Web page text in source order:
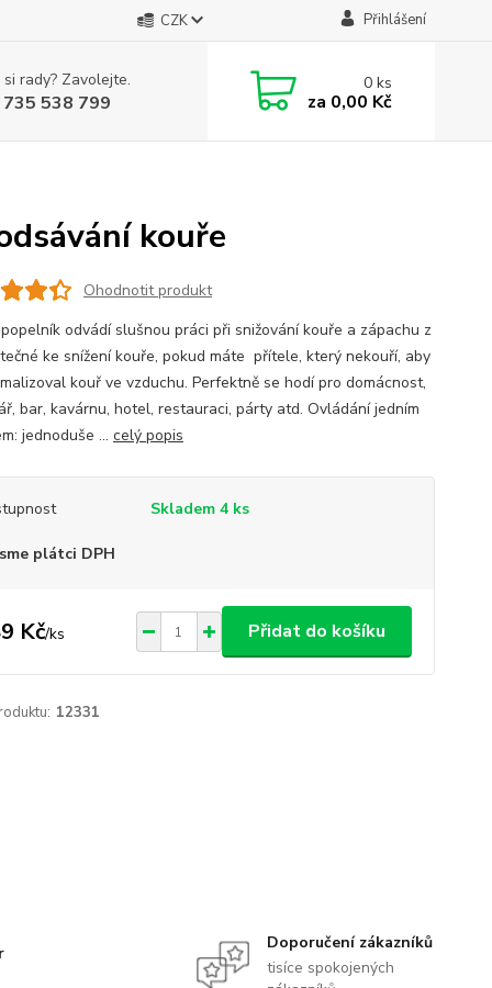
CZK Přihlášení
rady? Zavolejte.
538 799
0ks
za 0,00 Kč
kouře
Ohodnotit produkt
odvádí slušnou práci při snižování kouře a zápachu z
ke snížení kouře, pokud máte přítele, který nekouří, aby
kouř ve vzduchu. Perfektně se hodí pro domácnost,
bar, kavárnu, hotel, restauraci, párty atd. Ovládání jedním
jednoduše ... celý popis
Skladem 4 ks
plátci DPH
Kč/ks Přidat do košíku
12331
Doporučení zákazníků
tisíce spokojených